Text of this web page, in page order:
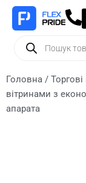
Головна / Торгові
вітринами з
апарата